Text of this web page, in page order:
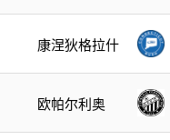
康涅狄格拉什
欧帕尔利奥